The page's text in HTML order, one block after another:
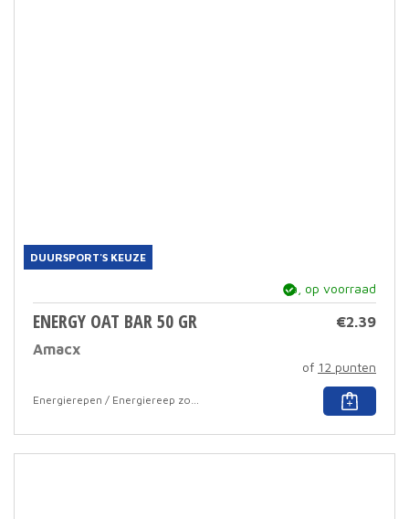
DUURSPORT'S KEUZE
ja, op voorraad
ENERGY OAT BAR 50 GR
Amacx
€2.39
of 12 punten
Energierepen / Energiereep zonder coating
Dit